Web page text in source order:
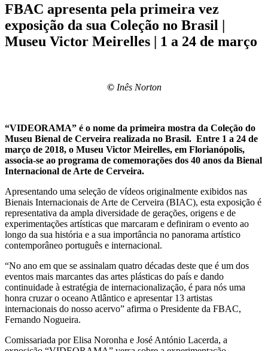
FBAC apresenta pela primeira vez
exposição da sua Coleção no Brasil |
Museu Victor Meirelles | 1 a 24 de março
© Inês Norton
“VIDEORAMA” é o nome da primeira mostra da Coleção do
Museu Bienal de Cerveira realizada no Brasil. Entre 1 a 24 de
março de 2018, o Museu Victor Meirelles, em Florianópolis,
associa-se ao programa de comemorações dos 40 anos da Bienal
Internacional de Arte de Cerveira.
Apresentando uma seleção de vídeos originalmente exibidos nas
Bienais Internacionais de Arte de Cerveira (BIAC), esta exposição é
representativa da ampla diversidade de gerações, origens e de
experimentações artísticas que marcaram e definiram o evento ao
longo da sua história e a sua importância no panorama artístico
contemporâneo português e internacional.
“No ano em que se assinalam quatro décadas deste que é um dos
eventos mais marcantes das artes plásticas do país e dando
continuidade à estratégia de internacionalização, é para nós uma
honra cruzar o oceano Atlântico e apresentar 13 artistas
internacionais do nosso acervo” afirma o Presidente da FBAC,
Fernando Nogueira.
Comissariada por Elisa Noronha e José António Lacerda, a